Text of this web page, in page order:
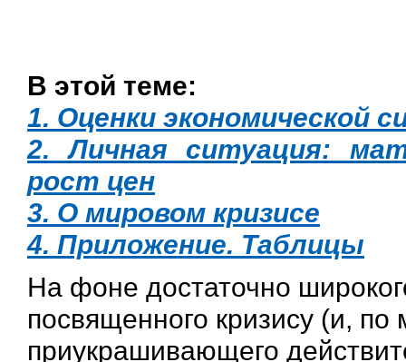
В этой теме:
1. Оценки экономической
2. Личная ситуация:
рост цен
3. О мировом кризисе
4. Приложение. Таблицы
На фоне достаточно
посвященного кризису (и,
приукрашивающего